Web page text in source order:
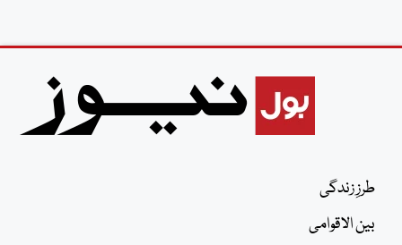
طرزِ زندگی
بین الاقوامی